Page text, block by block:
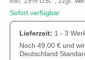
Sofort verfügbar
Lieferzeit: 1 - 3
Noch 49,00 € und
Deutschland